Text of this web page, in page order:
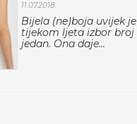
11.07.2018.
Bijela (ne)boja uvijek je
tijekom ljeta izbor broj
jedan. Ona daje...